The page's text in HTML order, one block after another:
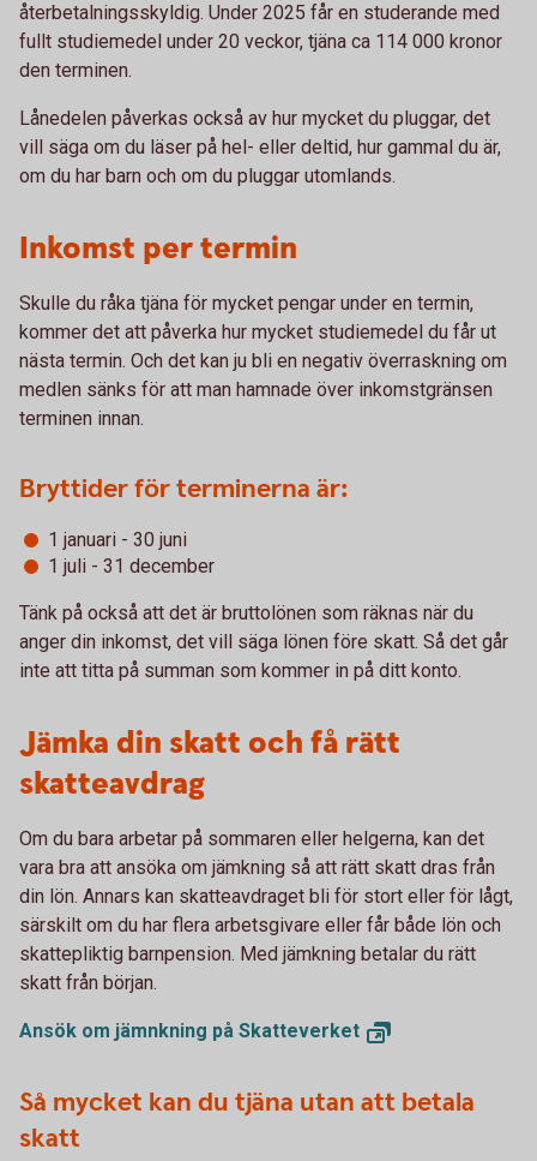
återbetalningsskyldig. Under 2025 får en studerande med
fullt studiemedel under 20 veckor, tjäna ca 114 000 kronor
den terminen.
Lånedelen påverkas också av hur mycket du pluggar, det
vill säga om du läser på hel- eller deltid, hur gammal du är,
om du har barn och om du pluggar utomlands.
Inkomst per termin
Skulle du råka tjäna för mycket pengar under en termin,
kommer det att påverka hur mycket studiemedel du får ut
nästa termin. Och det kan ju bli en negativ överraskning om
medlen sänks för att man hamnade över inkomstgränsen
terminen innan.
Bryttider för terminerna är:
1 januari - 30 juni
1 juli - 31 december
Tänk på också att det är bruttolönen som räknas när du
anger din inkomst, det vill säga lönen före skatt. Så det går
inte att titta på summan som kommer in på ditt konto.
Jämka din skatt och få rätt
skatteavdrag
Om du bara arbetar på sommaren eller helgerna, kan det
vara bra att ansöka om jämkning så att rätt skatt dras från
din lön. Annars kan skatteavdraget bli för stort eller för lågt,
särskilt om du har flera arbetsgivare eller får både lön och
skattepliktig barnpension. Med jämkning betalar du rätt
skatt från början.
Ansök om jämnkning på Skatteverket
Så mycket kan du tjäna utan att betala
skatt